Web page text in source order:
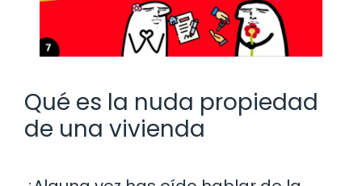
Qué es la nuda propiedad
de una vivienda